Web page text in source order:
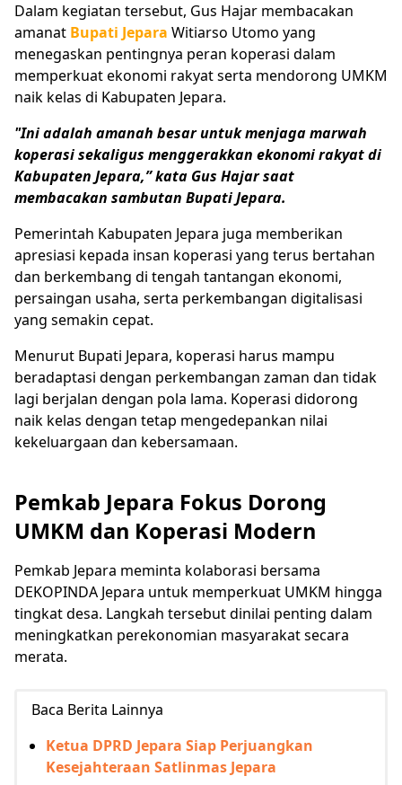
Dalam kegiatan tersebut, Gus Hajar membacakan
amanat Bupati Jepara Witiarso Utomo yang
menegaskan pentingnya peran koperasi dalam
memperkuat ekonomi rakyat serta mendorong UMKM
naik kelas di Kabupaten Jepara.
"Ini adalah amanah besar untuk menjaga marwah
koperasi sekaligus menggerakkan ekonomi rakyat di
Kabupaten Jepara,” kata Gus Hajar saat
membacakan sambutan Bupati Jepara.
Pemerintah Kabupaten Jepara juga memberikan
apresiasi kepada insan koperasi yang terus bertahan
dan berkembang di tengah tantangan ekonomi,
persaingan usaha, serta perkembangan digitalisasi
yang semakin cepat.
Menurut Bupati Jepara, koperasi harus mampu
beradaptasi dengan perkembangan zaman dan tidak
lagi berjalan dengan pola lama. Koperasi didorong
naik kelas dengan tetap mengedepankan nilai
kekeluargaan dan kebersamaan.
Pemkab Jepara Fokus Dorong
UMKM dan Koperasi Modern
Pemkab Jepara meminta kolaborasi bersama
DEKOPINDA Jepara untuk memperkuat UMKM hingga
tingkat desa. Langkah tersebut dinilai penting dalam
meningkatkan perekonomian masyarakat secara
merata.
Baca Berita Lainnya
Ketua DPRD Jepara Siap Perjuangkan
Kesejahteraan Satlinmas Jepara